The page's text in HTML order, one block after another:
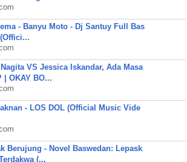
- Banyu Moto - Dj Santuy Full Bas
Nagita VS Jessica Iskandar, Ada Masa
| OKAY BO...
- LOS DOL (Official Music Vide
Berujung - Novel Baswedan: Lepask
(...